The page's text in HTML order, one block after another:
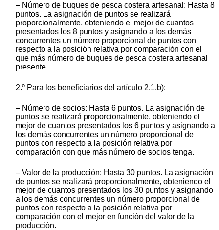
– Número de buques de pesca costera artesanal: Hasta 8
puntos. La asignación de puntos se realizará
proporcionalmente, obteniendo el mejor de cuantos
presentados los 8 puntos y asignando a los demás
concurrentes un número proporcional de puntos con
respecto a la posición relativa por comparación con el
que más número de buques de pesca costera artesanal
presente.
2.º Para los beneficiarios del artículo 2.1.b):
– Número de socios: Hasta 6 puntos. La asignación de
puntos se realizará proporcionalmente, obteniendo el
mejor de cuantos presentados los 6 puntos y asignando a
los demás concurrentes un número proporcional de
puntos con respecto a la posición relativa por
comparación con que más número de socios tenga.
– Valor de la producción: Hasta 30 puntos. La asignación
de puntos se realizará proporcionalmente, obteniendo el
mejor de cuantos presentados los 30 puntos y asignando
a los demás concurrentes un número proporcional de
puntos con respecto a la posición relativa por
comparación con el mejor en función del valor de la
producción.